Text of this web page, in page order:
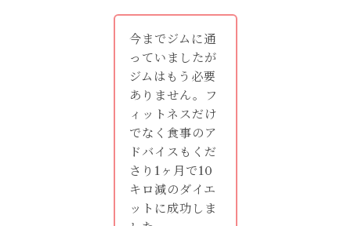
今までジムに通
っていましたが
ジムはもう必要
ありません。フ
ィットネスだけ
でなく食事のア
ドバイスもくだ
さり1ヶ月で10
キロ減のダイエ
ットに成功しま